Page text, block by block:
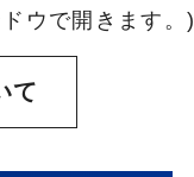
ウで開きます。)
て